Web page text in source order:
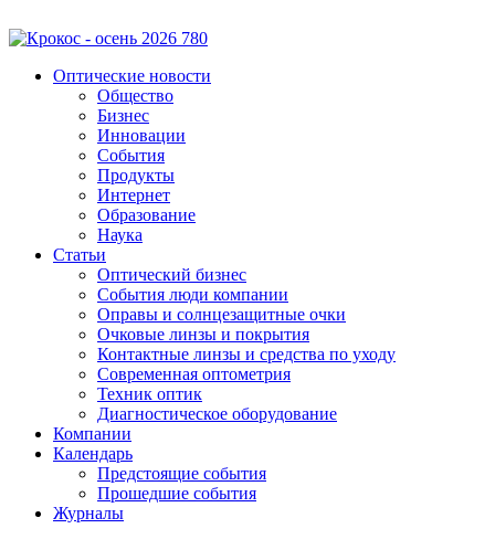
Оптические новости
Общество
Бизнес
Инновации
События
Продукты
Интернет
Образование
Наука
Статьи
Оптический бизнес
События люди компании
Оправы и солнцезащитные очки
Очковые линзы и покрытия
Контактные линзы и средства по уходу
Современная оптометрия
Техник оптик
Диагностическое оборудование
Компании
Календарь
Предстоящие события
Прошедшие события
Журналы